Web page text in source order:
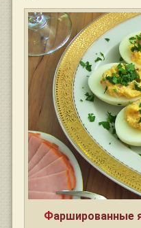
Фаршированные